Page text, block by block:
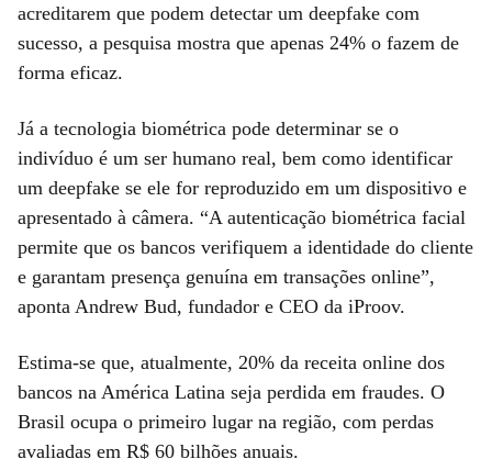
acreditarem que podem detectar um deepfake com
sucesso, a pesquisa mostra que apenas 24% o fazem de
forma eficaz.
Já a tecnologia biométrica pode determinar se o
indivíduo é um ser humano real, bem como identificar
um deepfake se ele for reproduzido em um dispositivo e
apresentado à câmera. “A autenticação biométrica facial
permite que os bancos verifiquem a identidade do cliente
e garantam presença genuína em transações online”,
aponta Andrew Bud, fundador e CEO da iProov.
Estima-se que, atualmente, 20% da receita online dos
bancos na América Latina seja perdida em fraudes. O
Brasil ocupa o primeiro lugar na região, com perdas
avaliadas em R$ 60 bilhões anuais.